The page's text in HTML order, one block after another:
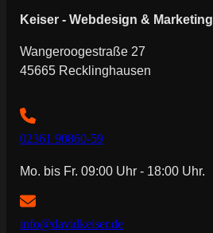
Keiser - Webdesign & Marketing
Wangeroogestraße 27
45665 Recklinghausen
02361 90860-59
Mo. bis Fr. 09:00 Uhr - 18:00 Uhr.
info@davidkeiser.de